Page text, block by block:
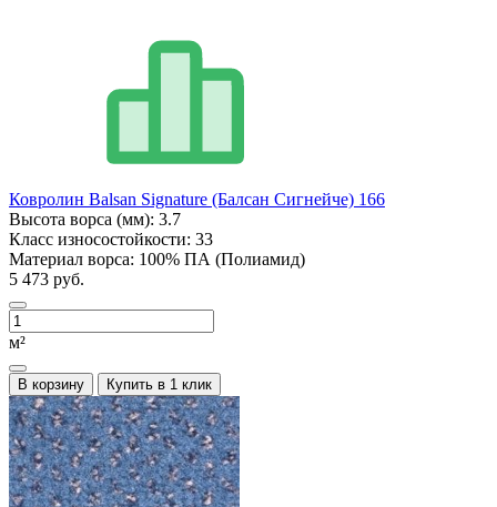
Ковролин Balsan Signature (Балсан Сигнейче) 166
Высота ворса (мм): 3.7
Класс износостойкости: 33
Материал ворса: 100% ПА (Полиамид)
5 473 руб.
м²
В корзину Купить в 1 клик